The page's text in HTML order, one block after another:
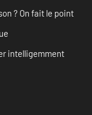
? On fait le point
intelligemment